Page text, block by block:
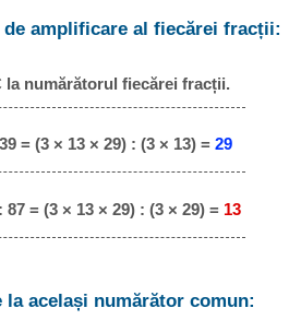
amplificare al fiecărei fracții:
la numărătorul fiecărei fracții.
= (3 × 13 × 29) : (3 × 13) = 29
= (3 × 13 × 29) : (3 × 29) = 13
același numărător comun: